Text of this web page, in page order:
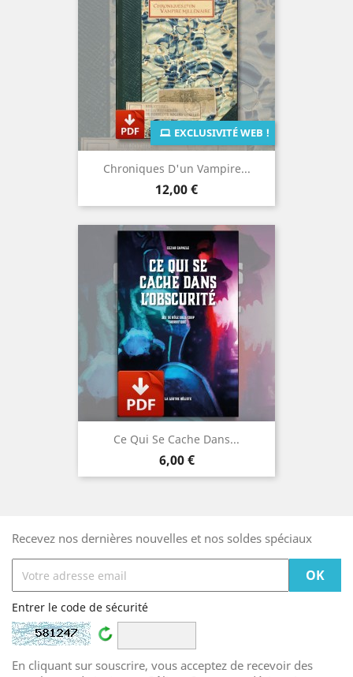
Chroniques D'un Vampire...
Prix
12,00 €
EXCLUSIVITÉ WEB !
Ce Qui Se Cache Dans...
Prix
6,00 €
Recevez nos dernières nouvelles et nos soldes spéciaux
Entrer le code de sécurité
En cliquant sur souscrire, vous acceptez de recevoir des